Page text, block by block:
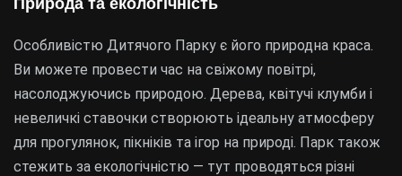
Природа та екологічність
Особливістю Дитячого Парку є його природна краса.
Ви можете провести час на свіжому повітрі,
насолоджуючись природою. Дерева, квітучі клумби і
невеличкі ставочки створюють ідеальну атмосферу
для прогулянок, пікніків та ігор на природі. Парк також
стежить за екологічністю — тут проводяться різні